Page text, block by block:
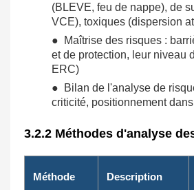
(BLEVE, feu de nappe), de
VCE), toxiques (dispersion
● Maîtrise des risques :
et de protection, leur niveau
ERC)
● Bilan de l'analyse de
criticité, positionnement
3.2.2 Méthodes d'analyse
Méthode Description